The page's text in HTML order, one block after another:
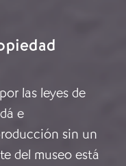
las leyes de
e
sin un
del museo está